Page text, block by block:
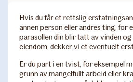
Hvis du får et rettslig
annen person eller andres ting, for
parasollen din blir tatt av vinden og
eiendom, dekker vi et eventuelt
Er du part i en tvist, for eksempel
grunn av mangelfullt arbeid eller